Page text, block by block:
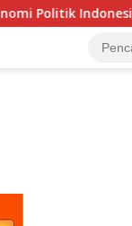
“Urgensi